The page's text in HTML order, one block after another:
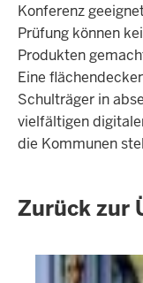
Konferenz
Prüfung können
Produkten
Eine
Schulträger in
vielfältigen
die Kommunen
Zurück zur